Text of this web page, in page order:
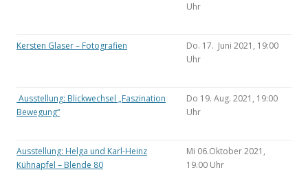
Uhr
Kersten Glaser – Fotografien
Do. 17. Juni 2021, 19:00
Uhr
Ausstellung: Blickwechsel „Faszination
Bewegung“
Do 19. Aug. 2021, 19:00
Uhr
Ausstellung: Helga und Karl-Heinz
Kühnapfel – Blende 80
Mi 06.Oktober 2021,
19.00 Uhr